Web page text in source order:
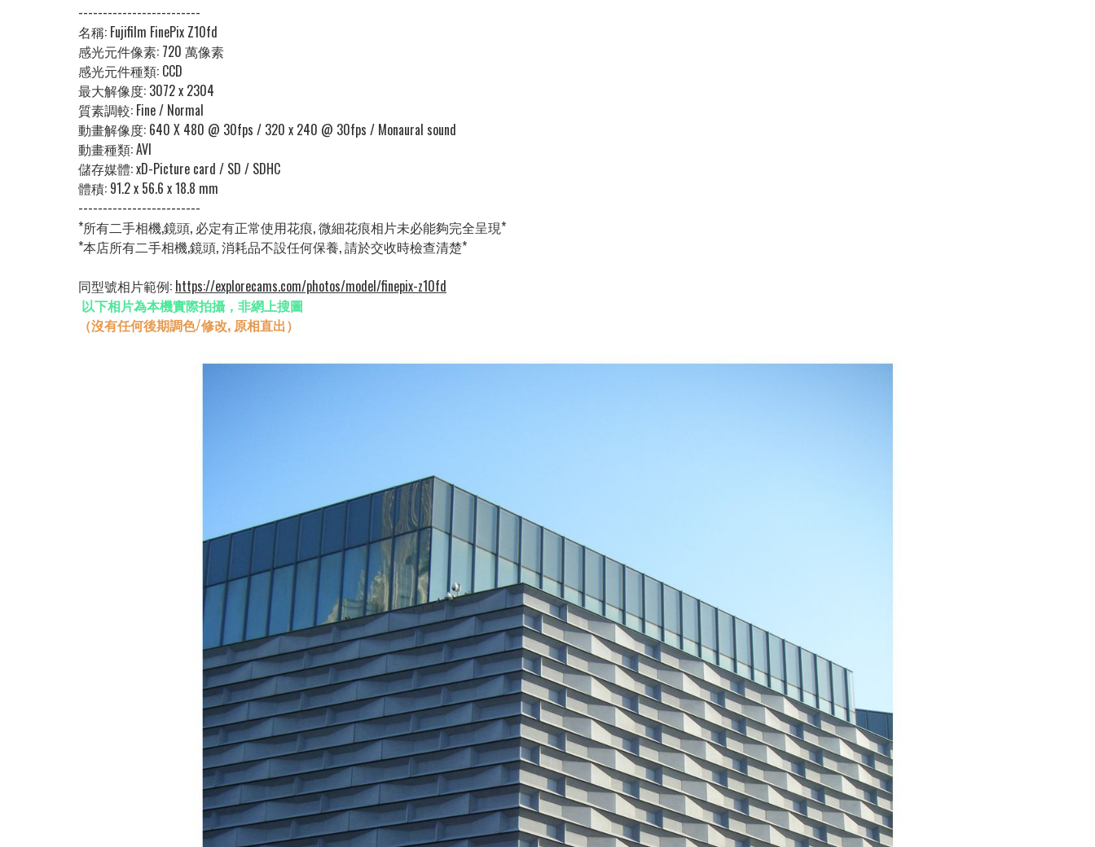
-------------------------
名稱: Fujifilm FinePix Z10fd
感光元件像素: 720 萬像素
感光元件種類: CCD
最大解像度: 3072 x 2304
質素調較: Fine / Normal
動畫解像度: 640 X 480 @ 30fps / 320 x 240 @ 30fps / Monaural sound
動畫種類: AVI
儲存媒體:xD-Picture card / SD / SDHC
體積: 91.2 x 56.6 x 18.8 mm
-------------------------
*所有二手相機,鏡頭, 必定有正常使用花痕, 微細花痕相片未必能夠完全呈現*
*本店所有二手相機,鏡頭, 消耗品不設任何保養, 請於交收時檢查清楚*
同型號相片範例: https://explorecams.com/photos/model/finepix-z10fd
以下相片為本機實際拍攝，非網上搜圖
（沒有任何後期調色/修改, 原相直出）